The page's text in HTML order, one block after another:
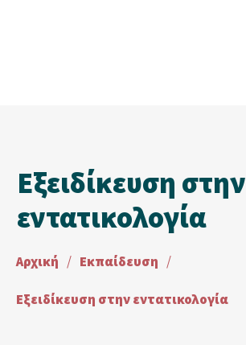
Εξειδίκευση στην
εντατικολογία
Αρχική / Εκπαίδευση /
Εξειδίκευση στην εντατικολογία